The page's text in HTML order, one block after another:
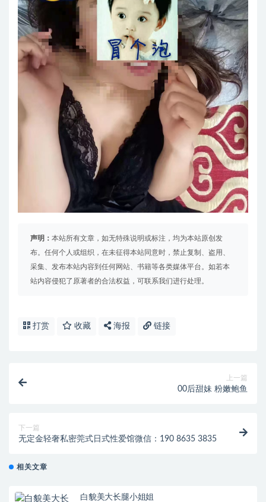
声明： 本站所有文章，如无特殊说明或标注，均为本站原创发
布。任何个人或组织，在未征得本站同意时，禁止复制、盗用、
采集、发布本站内容到任何网站、书籍等各类媒体平台。如若本
站内容侵犯了原著者的合法权益，可联系我们进行处理。
打赏 收藏 海报 链接
上一篇
00后甜妹 粉嫩鲍鱼
下一篇
无定金轻奢私密莞式日式性爱馆微信：190 8635 3835
相关文章
白貌美大长腿小姐姐